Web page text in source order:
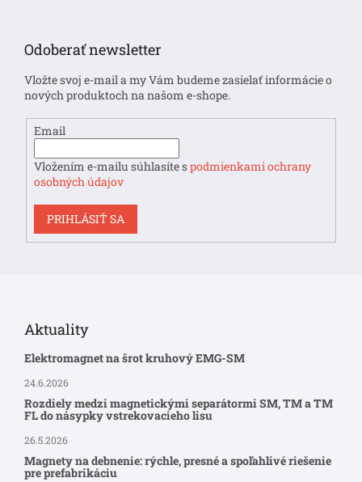
Odoberať newsletter
Vložte svoj e-mail a my Vám budeme zasielať informácie o
nových produktoch na našom e-shope.
Email
Vložením e-mailu súhlasíte spodmienkami ochrany
osobných údajov
PRIHLÁSIŤ SA
Aktuality
Elektromagnet na šrot kruhový EMG-SM
24.6.2026
Rozdiely medzi magnetickými separátormi SM, TM a TM
FL do násypky vstrekovacieho lisu
26.5.2026
Magnety na debnenie: rýchle, presné a spoľahlivé riešenie
pre prefabrikáciu